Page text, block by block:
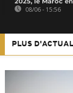
08/06 - 15:56
PLUS